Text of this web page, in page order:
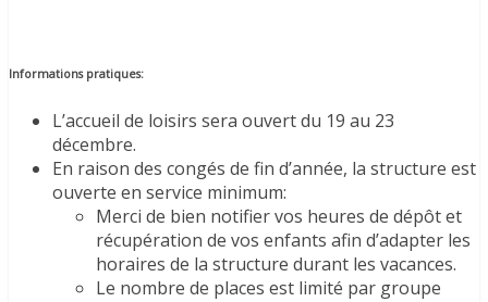
Informations pratiques:
L’accueil de loisirs sera ouvert du 19 au 23
décembre.
En raison des congés de fin d’année, la structure est
ouverte en service minimum:
Merci de bien notifier vos heures de dépôt et
récupération de vos enfants afin d’adapter les
horaires de la structure durant les vacances.
Le nombre de places est limité par groupe